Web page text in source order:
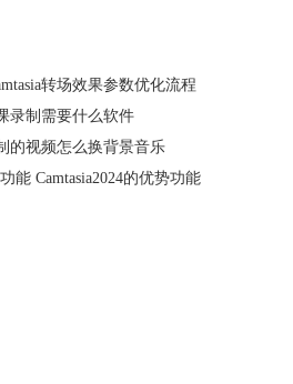
使用快捷键时一定要将输入法调整到英文
转场效果参数优化流程
录制需要什么软件
的视频怎么换背景音乐
能 Camtasia2024的优势功能